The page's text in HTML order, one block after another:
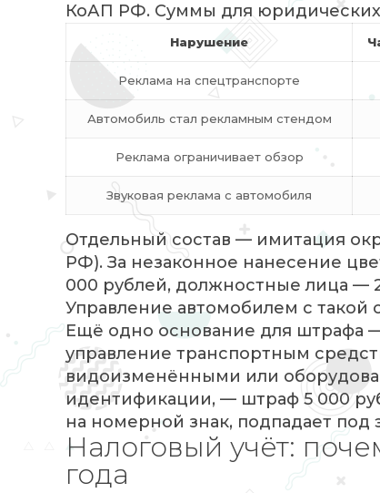
КоАП РФ. Суммы для
Нарушение
Реклама на спецтранспорте
Автомобиль стал рекламным стендом
Реклама ограничивает обзор
Звуковая реклама с автомобиля
Отдельный состав — имитация
РФ). За незаконное нанесение
000 рублей, должностные лица —
Управление автомобилем с такой
Ещё одно основание для штрафа
управление транспортным
видоизменёнными или
идентификации, — штраф 5 000
на номерной знак, подпадает под
Налоговый учёт:
года